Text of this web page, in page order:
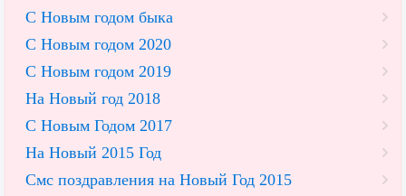
С Новым годом быка
С Новым годом 2020
С Новым годом 2019
На Новый год 2018
С Новым Годом 2017
На Новый 2015 Год
Смс поздравления на Новый Год 2015